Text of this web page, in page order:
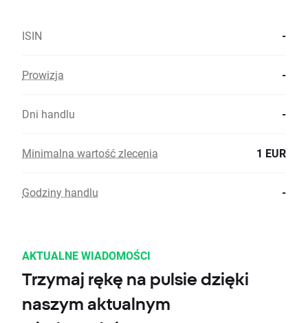
ISIN -
Prowizja -
Dni handlu -
Minimalna wartość zlecenia 1 EUR
Godziny handlu -
AKTUALNE WIADOMOŚCI
Trzymaj rękę na pulsie dzięki
naszym aktualnym